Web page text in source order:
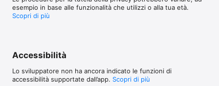
esempio in base alle funzionalità che utilizzi o alla tua età.
Scopri di più
Accessibilità
Lo sviluppatore non ha ancora indicato le funzioni di
accessibilità supportate dall’app. Scopri di più